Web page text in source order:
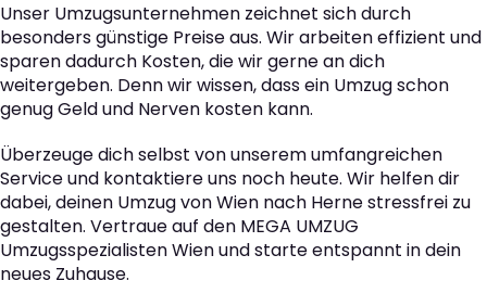
Unser Umzugsunternehmen zeichnet sich durch
besonders günstige Preise aus. Wir arbeiten effizient und
sparen dadurch Kosten, die wir gerne an dich
weitergeben. Denn wir wissen, dass ein Umzug schon
genug Geld und Nerven kosten kann.
Überzeuge dich selbst von unserem umfangreichen
Service und kontaktiere uns noch heute. Wir helfen dir
dabei, deinen Umzug von Wien nach Herne stressfrei zu
gestalten. Vertraue auf den MEGA UMZUG
Umzugsspezialisten Wien und starte entspannt in dein
neues Zuhause.